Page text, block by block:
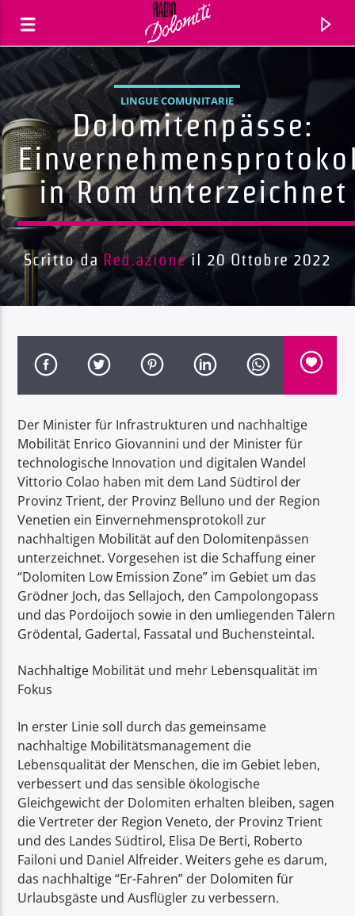
Traccia corrente
Radio Dolomiti
LINGUE COMUNITARIE
Dolomitenpässe:
in Rom unterzeichnet
Scritto da Red.azioneil 20 Ottobre 2022
Der Minister für Infrastrukturen und nachhaltige
Mobilität Enrico Giovannini und der Minister für
technologische Innovation und digitalen Wandel
Vittorio Colao haben mit dem Land Südtirol der
Provinz Trient, der Provinz Belluno und der Region
Venetien ein Einvernehmensprotokoll zur
nachhaltigen Mobilität auf den Dolomitenpässen
unterzeichnet. Vorgesehen ist die Schaffung einer
“Dolomiten Low Emission Zone” im Gebiet um das
Grödner Joch, das Sellajoch, den Campolongopass
und das Pordoijoch sowie in den umliegenden Tälern
Grödental, Gadertal, Fassatal und Buchensteintal.
Nachhaltige Mobilität und mehr Lebensqualität im
Fokus
In erster Linie soll durch das gemeinsame
nachhaltige Mobilitätsmanagement die
Lebensqualität der Menschen, die im Gebiet leben,
verbessert und das sensible ökologische
Gleichgewicht der Dolomiten erhalten bleiben, sagen
die Vertreter der Region Veneto, der Provinz Trient
und des Landes Südtirol, Elisa De Berti, Roberto
Failoni und Daniel Alfreider. Weiters gehe es darum,
das nachhaltige “Er-Fahren” der Dolomiten für
Urlaubsgäste und Ausflügler zu verbessern.